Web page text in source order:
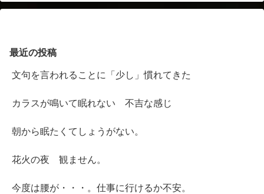
最近の投稿
文句を言われることに「少し」慣れてきた
カラスが鳴いて眠れない 不吉な感じ
朝から眠たくてしょうがない。
花火の夜 観ません。
今度は腰が・・・。仕事に行けるか不安。